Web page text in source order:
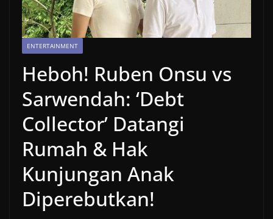
ENTERTAINMENT
Heboh! Ruben Onsu vs
Sarwendah: ‘Debt
Collector’ Datangi
Rumah & Hak
Kunjungan Anak
Diperebutkan!